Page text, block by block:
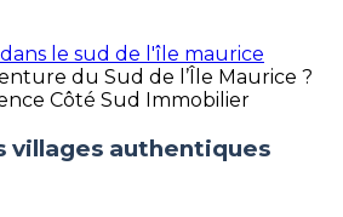
du Sud de l’Île Maurice ?
Côté Sud Immobilier
villages authentiques